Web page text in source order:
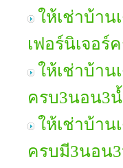
ให้เช่าบ้าน
เฟอร์นิเจอร์
ให้เช่าบ้าน
ครบ3นอน3
ให้เช่าบ้าน
ครบมี3นอน3